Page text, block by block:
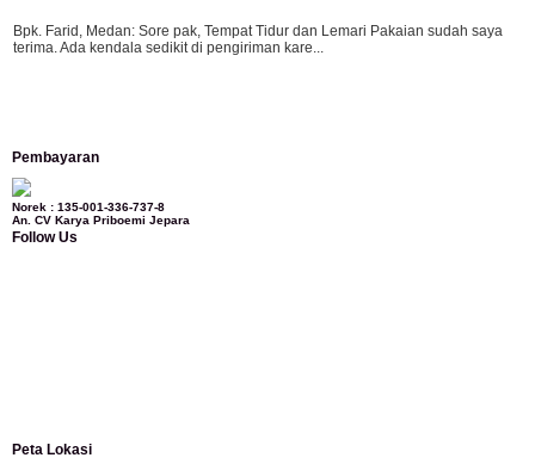
Bpk. Farid, Medan: Sore pak, Tempat Tidur dan Lemari Pakaian sudah saya
terima. Ada kendala sedikit di pengiriman kare...
kursi teras saya sudah saya terima dan p...
Pembayaran
Norek : 135-001-336-737-8
An. CV Karya Priboemi Jepara
Follow Us
Peta Lokasi